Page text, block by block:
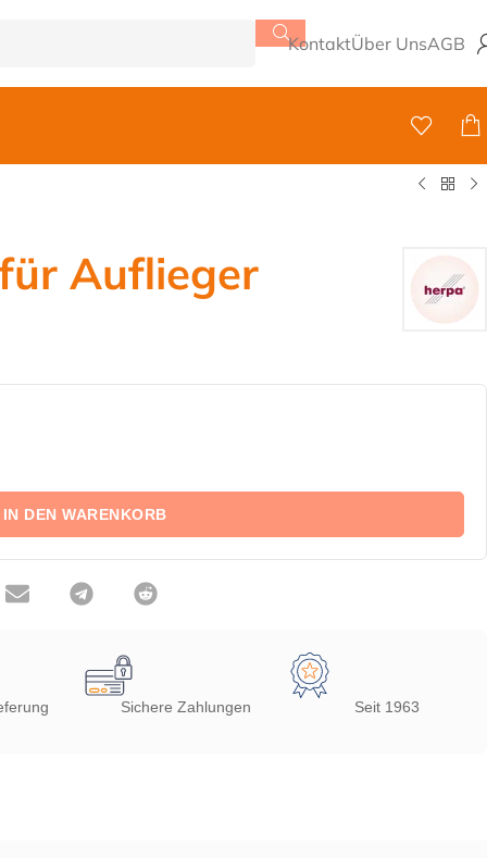
KontaktÜber UnsAGB
Auflieger
IN DEN WARENKORB
Sichere Zahlungen Seit 1963